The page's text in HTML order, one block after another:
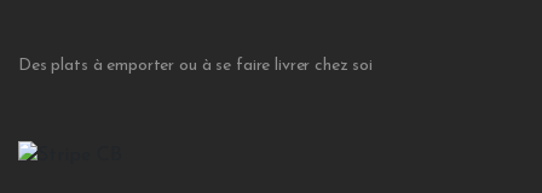
Des plats à emporter ou à se faire livrer chez soi